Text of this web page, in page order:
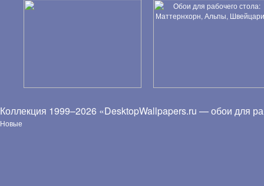
Коллекция 1999–2026 «DesktopWallpapers.ru — обои для